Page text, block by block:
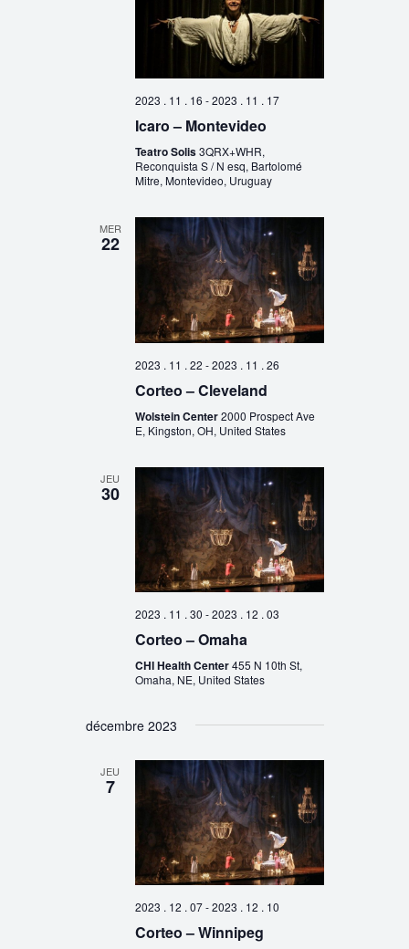
2023 . 11 . 16 -2023 . 11 . 17
Icaro – Montevideo
Teatro Solis3QRX+WHR,
Reconquista S / N esq, Bartolomé
Mitre, Montevideo, Uruguay
MER
22
2023 . 11 . 22 -2023 . 11 . 26
Corteo – Cleveland
Wolstein Center2000 Prospect Ave
E, Kingston, OH, United States
JEU
30
2023 . 11 . 30 -2023 . 12 . 03
Corteo – Omaha
CHI Health Center455 N 10th St,
Omaha, NE, United States
décembre 2023
JEU
7
2023 . 12 . 07-2023 . 12 . 10
Corteo – Winnipeg